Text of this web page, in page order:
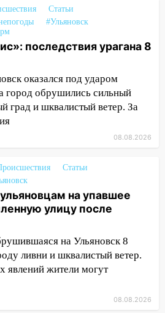
остановку на улице
сами
ливнёвки, не
ломать город:
Шевцовой рухнул
из Ульяновска обманули
ульяновцам на
затопленную улицу
ураганным
со
рассказали,
мощного
Статьи
#Ульяновск
последствия урагана 8
оказался под ударом
обрушились сильный
град и шквалистый ветер. За
08.08.2026
Статьи
на упавшее
улицу после
на Ульяновск 8
ливни и шквалистый ветер.
явлений жители могут
08.08.2026